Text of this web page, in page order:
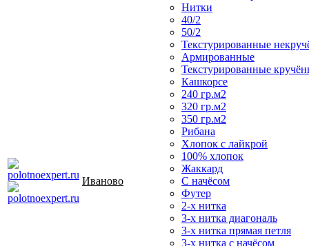
Иваново
Нитки
40/2
50/2
Текстурированные
Армированные
Текстурированные
Кашкорсе
240 гр.м2
320 гр.м2
350 гр.м2
Рибана
Хлопок с лайкрой
100% хлопок
Жаккард
С начёсом
Футер
2-х нитка
3-х нитка диагональ
3-х нитка прямая петля
3-х нитка с начёсом